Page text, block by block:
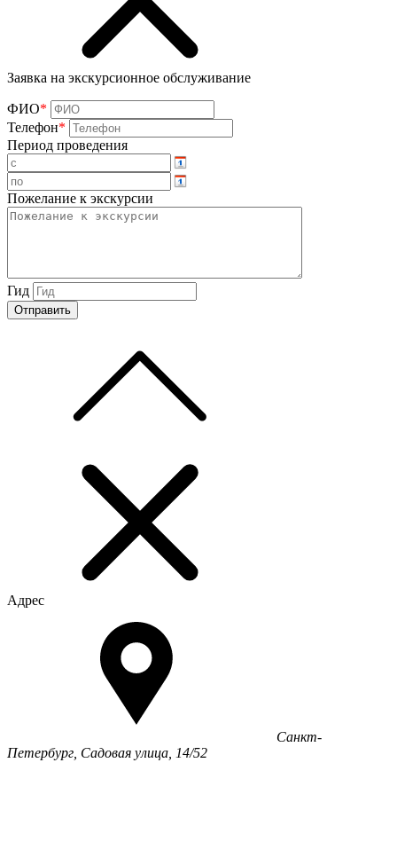
Заявка на экскурсионное обслуживание
ФИО*
Телефон*
Период проведения
Пожелание к экскурсии
Гид
Адрес
Санкт-
Петербург, Садовая улица, 14/52